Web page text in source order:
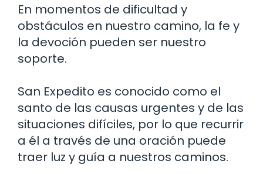
En momentos de dificultad y
obstáculos en nuestro camino, la fe y
la devoción pueden ser nuestro
soporte.
San Expedito es conocido como el
santo de las causas urgentes y de las
situaciones difíciles, por lo que recurrir
a él a través de una oración puede
traer luz y guía a nuestros caminos.